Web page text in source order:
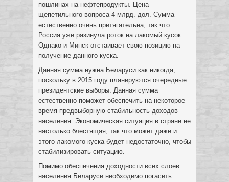
пошлинах на нефтепродукты. Цена
щепетильного вопроса 4 млрд. дол. Сумма
естественно очень притягательна, так что
Россия уже разинула роток на лакомый кусок.
Однако и Минск отстаивает свою позицию на
получение данного куска.
Данная сумма нужна Беларуси как никогда,
поскольку в 2015 году планируются очередные
президентские выборы. Данная сумма
естественно поможет обеспечить на некоторое
время предвыборную стабильность доходов
населения. Экономическая ситуация в стране не
настолько блестящая, так что может даже и
этого лакомого куска будет недостаточно, чтобы
стабилизировать ситуацию.
Помимо обеспечения доходности всех слоев
населения Беларуси необходимо погасить